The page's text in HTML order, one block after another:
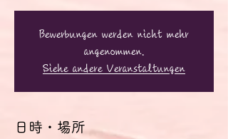
Bewerbungen werden nicht mehr
angenommen.
Siehe andere Veranstaltungen
日時・場所